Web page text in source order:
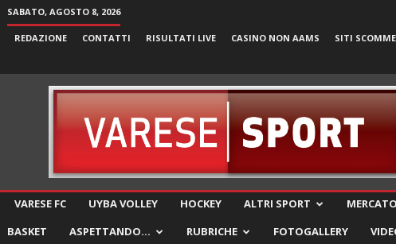
SABATO, AGOSTO 8, 2026
REDAZIONE CONTATTI RISULTATI LIVE CASINO NON AAMS SITI
VARESE FC UYBA VOLLEY HOCKEY ALTRI SPORT MERCATO
BASKET ASPETTANDO… RUBRICHE FOTOGALLERY